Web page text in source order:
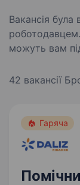
Вакансія
роботодавцем.
можуть вам
42 вакансії
Гаряча